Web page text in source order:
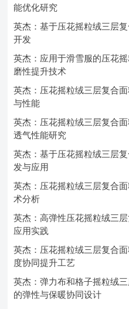
能优化研究
英杰：基于压花摇粒绒三层
开发
英杰：应用于滑雪服的压花
磨性提升技术
英杰：压花摇粒绒三层复合
与性能
英杰：压花摇粒绒三层复合
透气性能研究
英杰：基于压花摇粒绒三层
发与应用
英杰：压花摇粒绒三层复合
术分析
英杰：高弹性压花摇粒绒三
应用实践
英杰：压花摇粒绒三层复合
度协同提升工艺
英杰：弹力布和格子摇粒绒
的弹性与保暖协同设计